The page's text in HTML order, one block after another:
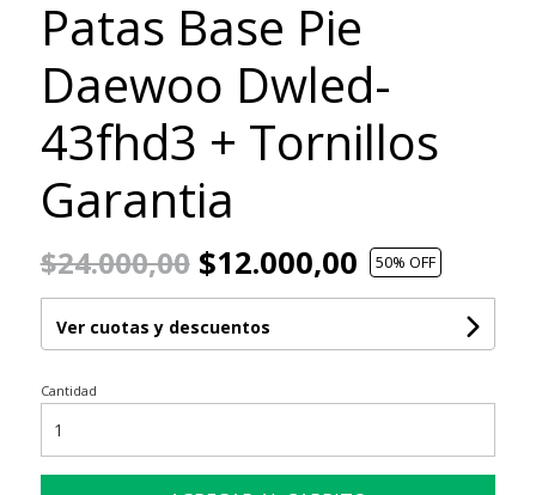
Patas Base Pie
Daewoo Dwled-
43fhd3 + Tornillos
Garantia
$24.000,00$12.000,00 50% OFF
Ver cuotas y descuentos
Cantidad